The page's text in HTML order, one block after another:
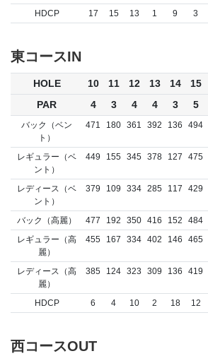
HDCP 17 15 13 1 9 3
東コースIN
HOLE 10 11 12 13 14 15
PAR
4 3 4 4 3 5
バック（ベン
ト）
471 180 361 392 136 494
レギュラー（ベ
ント）
449 155 345 378 127 475
レディース（ベ
ント）
379 109 334 285 117 429
バック（高麗） 477 192 350 416 152 484
レギュラー（高
麗）
455 167 334 402 146 465
レディース（高
麗）
385 124 323 309 136 419
HDCP 6 4 10 2 18 12
西コースOUT